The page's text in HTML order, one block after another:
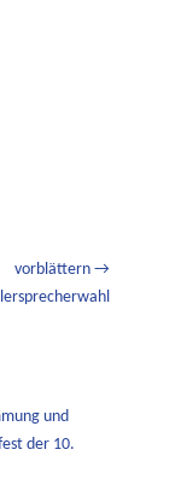
vorblättern →
und
der 10.